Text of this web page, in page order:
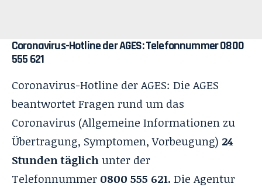
Coronavirus-Hotline der AGES: Telefonnummer 0800
555 621
Coronavirus-Hotline der AGES: Die AGES
beantwortet Fragen rund um das
Coronavirus (Allgemeine Informationen zu
Übertragung, Symptomen, Vorbeugung) 24
Stunden täglichunter der
Telefonnummer 0800 555 621. Die Agentur